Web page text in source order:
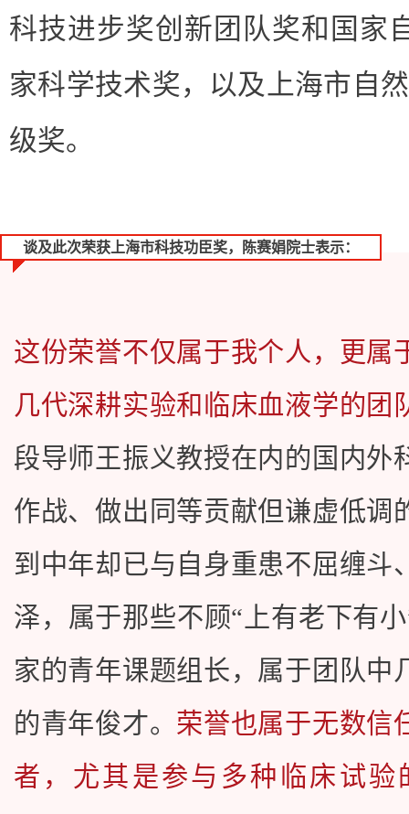
科技进步奖创新团队奖和国家
家科学技术奖，以及上海市自
级奖。
谈及此次荣获上海市科技功臣奖，陈赛娟院士表示：
这份荣誉不仅属于我个人，更属
几代深耕实验和临床血液学的团
段导师王振义教授在内的国内外
作战、做出同等贡献但谦虚低调
到中年却已与自身重患不屈缠斗
泽，属于那些不顾“上有老下有
家的青年课题组长，属于团队中
的青年俊才。 荣誉也属于无数信
者，尤其是参与多种临床试验